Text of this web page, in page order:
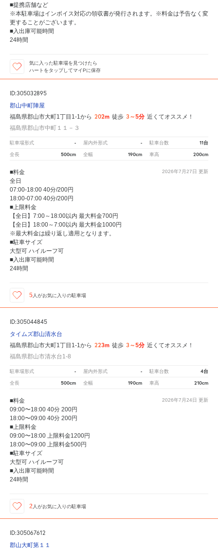
■提携店舗など
※本駐車場はインボイス対応の領収書が発行されます。※料金は予告なく変
更することがございます。
■入出庫可能時間
24時間
気に入った駐車場を見つけたら
ハートをタップしてマイPに保存
ID:305032895
郡山中町陣屋
福島県郡山市大町1丁目1-1から 202m 徒歩 3～5分 近くてオススメ！
福島県郡山市中町１１－３
駐車場形式 - 屋内外形式 - 駐車台数 11台
全長 500cm 全幅 190cm 車高 200cm
2026年7月27日 更新
■料金
全日
07:00-18:00 40分/200円
18:00-07:00 40分/200円
■上限料金
【全日】7:00～18:00以内 最大料金700円
【全日】18:00～7:00以内 最大料金1000円
※最大料金は繰り返し適用となります。
■駐車サイズ
大型可 ハイルーフ可
■入出庫可能時間
24時間
5 人がお気に入りの駐車場
ID:305044845
タイムズ郡山清水台
福島県郡山市大町1丁目1-1から 223m 徒歩 3～5分 近くてオススメ！
福島県郡山市清水台1-8
駐車場形式 - 屋内外形式 - 駐車台数 4台
全長 500cm 全幅 190cm 車高 210cm
2026年7月24日 更新
■料金
09:00〜18:00 40分 200円
18:00〜09:00 40分 200円
■上限料金
09:00〜18:00 上限料金1200円
18:00〜09:00 上限料金500円
■駐車サイズ
大型可 ハイルーフ可
■入出庫可能時間
24時間
2 人がお気に入りの駐車場
ID:305067612
郡山大町第１１